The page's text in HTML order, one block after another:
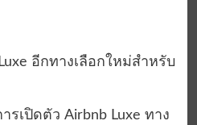
อีกทางเลือกใหม่สำหรับ
รเปิดตัว Airbnb Luxe ทาง